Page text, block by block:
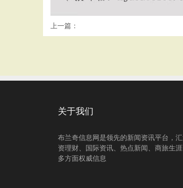
上一篇：
关于我们
布兰奇信息网是领先的新闻资讯平台，
资理财、国际资讯、热点新闻、商旅生
多方面权威信息